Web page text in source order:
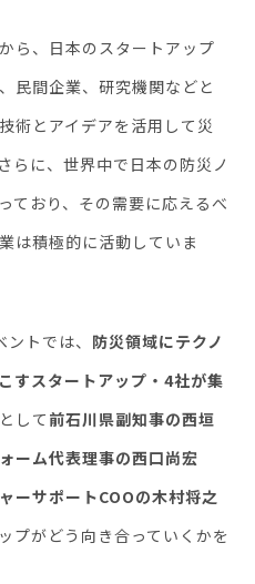
ら、日本のスタートアップ
民間企業、研究機関などと
術とアイデアを活用して災
らに、世界中で日本の防災ノ
ており、その需要に応えるべ
は積極的に活動していま
トでは、 防災領域にテクノ
すスタートアップ・4社が集
して 前石川県副知事の西垣
ーム代表理事の西口尚宏
ーサポートCOOの木村将之
プがどう向き合っていくかを